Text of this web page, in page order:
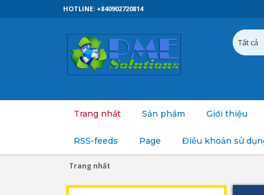
HOTLINE: +840902720814
Trang nhất Sản phẩm Giới thiệu
RSS-feeds Page Điều khoản sử
Trang nhất